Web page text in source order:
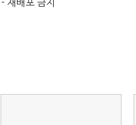
재배포 금지